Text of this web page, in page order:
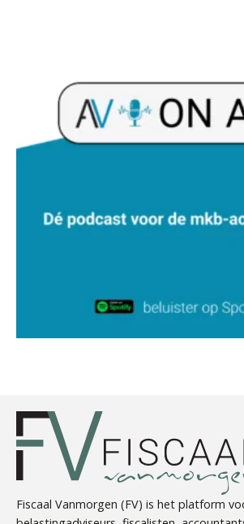
Rakesh Ghirah
Ron Mulder
Fiscaal Vanmorgen (FV) is het platform